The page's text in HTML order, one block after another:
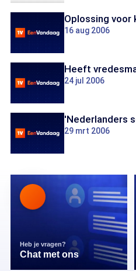
Oplossing voor
16 aug 2006
Heeft
24 jul 2006
'Nederlanders
29 mrt 2006
Heb je vragen?
Chat met ons